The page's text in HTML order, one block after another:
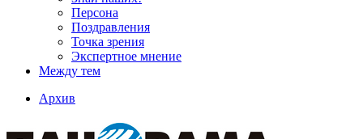
Персона
Поздравления
Точка зрения
Экспертное мнение
Между тем
Архив